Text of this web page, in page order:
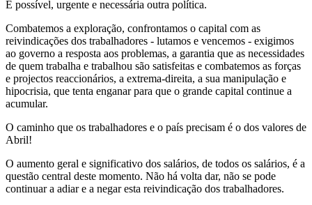
É possível, urgente e necessária outra política.
Combatemos a exploração, confrontamos o capital com as
reivindicações dos trabalhadores - lutamos e vencemos - exigimos
ao governo a resposta aos problemas, a garantia que as necessidades
de quem trabalha e trabalhou são satisfeitas e combatemos as forças
e projectos reaccionários, a extrema-direita, a sua manipulação e
hipocrisia, que tenta enganar para que o grande capital continue a
acumular.
O caminho que os trabalhadores e o país precisam é o dos valores de
Abril!
O aumento geral e significativo dos salários, de todos os salários, é a
questão central deste momento. Não há volta dar, não se pode
continuar a adiar e a negar esta reivindicação dos trabalhadores.